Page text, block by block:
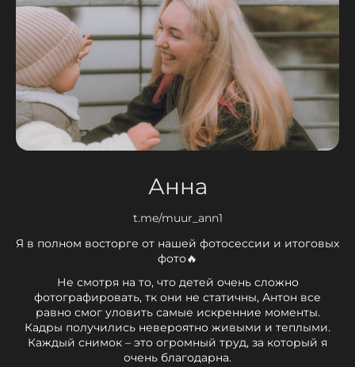
Анна
t.me/muur_ann1
Я в полном восторге от нашей фотосессии и итоговых
фото🔥
Не смотря на то, что детей очень сложно
фотографировать, тк они не статичны, Антон все
равно смог уловить самые искренние моменты.
Кадры получились невероятно живыми и теплыми.
Каждый снимок – это огромный труд, за который я
очень благодарна.